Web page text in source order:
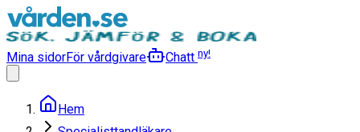
Mina sidorFör vårdgivare Chatt ny!
Hem